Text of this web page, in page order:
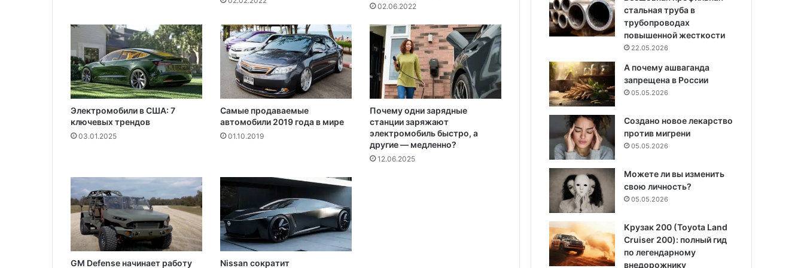
транспортных средств
Какие летние шины продаются в
Украине
м
а
л
ь
и
а
д
о
й
г
о
02.06.2022
Электромобили в США: 7
ключевых трендов
03.01.2025
Самые продаваемые
автомобили 2019 года в мире
01.10.2019
Почему одни зарядные
станции заряжают
электромобиль быстро, а
другие — медленно?
12.06.2025
GM Defense начинает работу Nissan сократит
стальная труба в
трубопроводах
повышенной жесткости
22.05.2026
А почему ашваганда
запрещена в России
05.05.2026
Создано новое лекарство
против мигрени
05.05.2026
Можете ли вы изменить
свою личность?
05.05.2026
Крузак 200 (Toyota Land
Cruiser 200): полный гид
по легендарному
внедорожнику